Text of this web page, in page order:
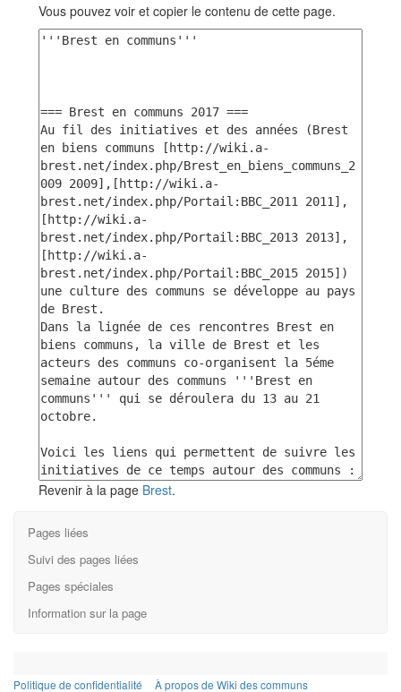
Vous pouvez voir et copier le contenu de cette page.
Revenir à la page Brest.
Pages liées
Suivi des pages liées
Pages spéciales
Information sur la page
Politique de confidentialité À propos de Wiki des communs